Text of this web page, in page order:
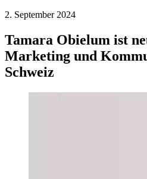
2. September 2024
Tamara Obielum ist
Marketing und
Schweiz